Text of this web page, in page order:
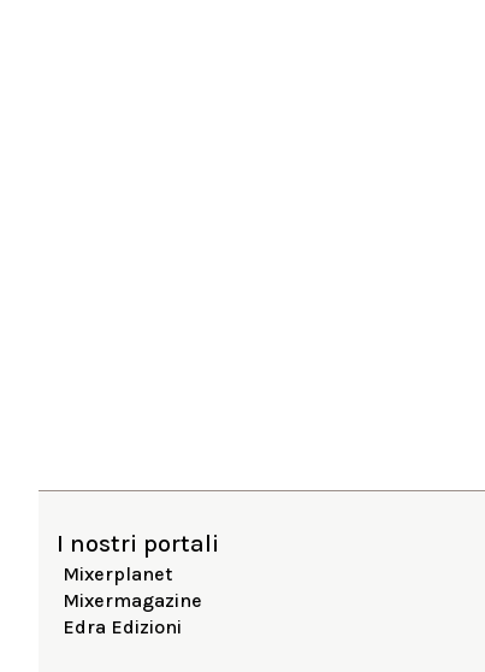
I nostri portali
Mixerplanet
Mixermagazine
Edra Edizioni